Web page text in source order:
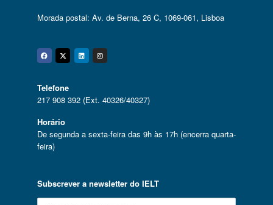
Morada postal: Av. de Berna, 26 C, 1069-061, Lisboa
Facebook
Twitter
Linkedin
Instagram
Telefone
217 908 392 (Ext. 40326/40327)
Horário
De segunda a sexta-feira das 9h às 17h (encerra quarta-
feira)
Subscrever a newsletter do IELT